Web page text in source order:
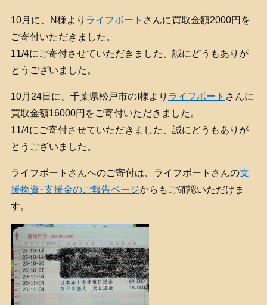
10月に、N様より ライフボート さんに買取金額2000円を
ご寄付いただきました。
11/4にご寄付させていただきました、誠にどうもありが
とうございました。
10月24日に、千葉県松戸市のI様より ライフボート さんに
買取金額16000円をご寄付いただきました。
11/4にご寄付させていただきました、誠にどうもありが
とうございました。
ライフボートさんへのご寄付は、ライフボートさんの支
援物資･支援金のご報告ページからもご確認いただけま
す。